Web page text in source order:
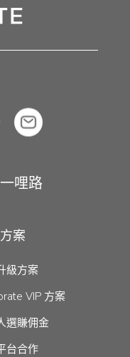
哩路
案
級方案
VIP 方案
選賺佣金
台合作